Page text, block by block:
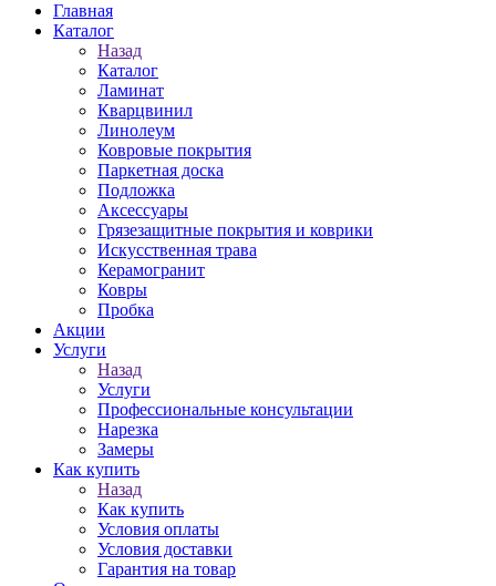
Главная
Каталог
Назад
Каталог
Ламинат
Кварцвинил
Линолеум
Ковровые покрытия
Паркетная доска
Подложка
Аксессуары
Грязезащитные покрытия и коврики
Искусственная трава
Керамогранит
Ковры
Пробка
Акции
Услуги
Назад
Услуги
Профессиональные консультации
Нарезка
Замеры
Как купить
Назад
Как купить
Условия оплаты
Условия доставки
Гарантия на товар